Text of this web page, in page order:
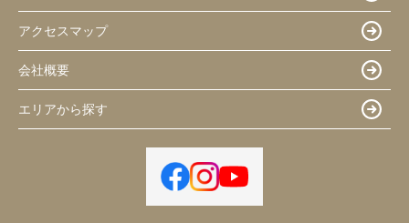
アクセスマップ
会社概要
エリアから探す